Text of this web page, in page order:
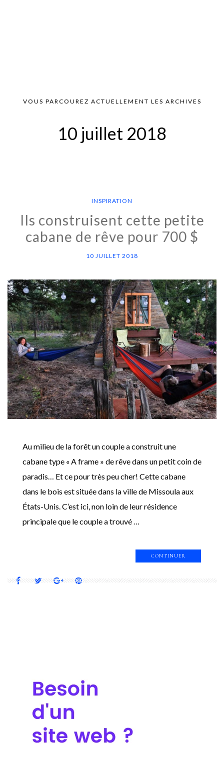
VOUS PARCOUREZ ACTUELLEMENT LES ARCHIVES
10 juillet 2018
INSPIRATION
Ils construisent cette petite
cabane de rêve pour 700 $
10 JUILLET 2018
Au milieu de la forêt un couple a construit une
cabane type « A frame » de rêve dans un petit coin de
paradis… Et ce pour très peu cher! Cette cabane
dans le bois est située dans la ville de Missoula aux
États-Unis. C’est ici, non loin de leur résidence
principale que le couple a trouvé …
CONTINUER